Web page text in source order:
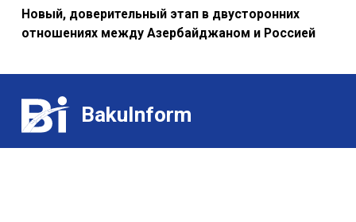
Новый, доверительный этап в двусторонних
отношениях между Азербайджаном и Россией
BakuInform